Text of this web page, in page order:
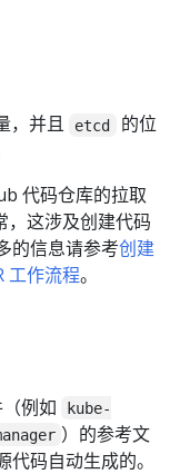
，并且 etcd
的位
代码仓库的拉取
，这涉及创建代码
的信息请参考创建
工作流程。
例如
kube-
）的参考文
代码自动生成的。